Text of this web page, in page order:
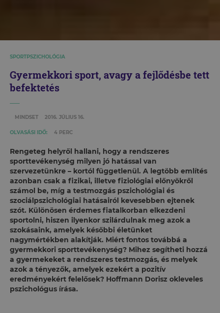
SPORTPSZICHOLÓGIA
Gyermekkori sport, avagy a fejlődésbe tett
befektetés
MINDSET 2016. JÚLIUS 16.
OLVASÁSI IDŐ: 4 PERC
Rengeteg helyről hallani, hogy a rendszeres
sporttevékenység milyen jó hatással van
szervezetünkre – kortól függetlenül. A legtöbb említés
azonban csak a fizikai, illetve fiziológiai előnyökről
számol be, míg a testmozgás pszichológiai és
szociálpszichológiai hatásairól kevesebben ejtenek
szót. Különösen érdemes fiatalkorban elkezdeni
sportolni, hiszen ilyenkor szilárdulnak meg azok a
szokásaink, amelyek későbbi életünket
nagymértékben alakítják. Miért fontos továbbá a
gyermekkori sporttevékenység? Mihez segítheti hozzá
a gyermekeket a rendszeres testmozgás, és melyek
azok a tényezők, amelyek ezekért a pozitív
eredményekért felelősek? Hoffmann Dorisz okleveles
pszichológus írása.